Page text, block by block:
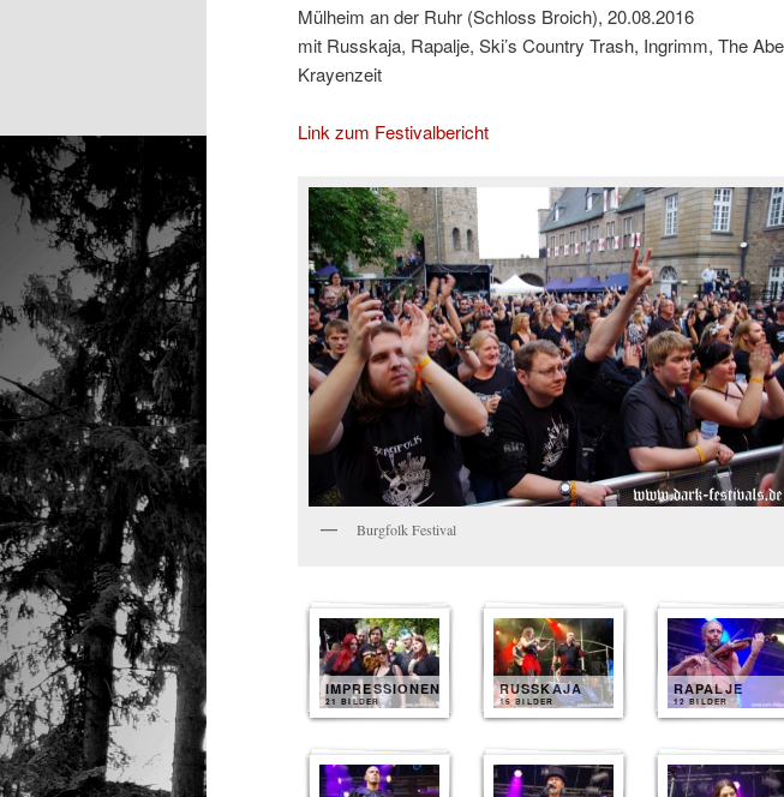
Mülheim an der Ruhr (Schloss Broich), 20.08.2016
mit Russkaja, Rapalje, Ski’s Country Trash, Ingrimm, The
Krayenzeit
Link zum Festivalbericht
Burgfolk Festival
IMPRESSIONEN
21 BILDER
RUSSKAJA
15 BILDER
RAPALJE
12 BILDER